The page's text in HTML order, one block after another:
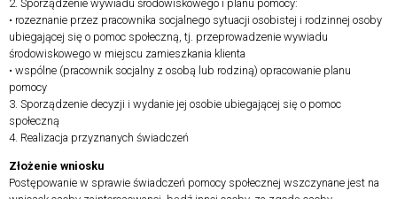
2. Sporządzenie wywiadu środowiskowego i planu pomocy:
• rozeznanie przez pracownika socjalnego sytuacji osobistej i rodzinnej osoby
ubiegającej się o pomoc społeczną, tj. przeprowadzenie wywiadu
środowiskowego w miejscu zamieszkania klienta
• wspólne (pracownik socjalny z osobą lub rodziną) opracowanie planu
pomocy
3. Sporządzenie decyzji i wydanie jej osobie ubiegającej się o pomoc
społeczną
4. Realizacja przyznanych świadczeń
Złożenie wniosku
Postępowanie w sprawie świadczeń pomocy społecznej wszczynane jest na